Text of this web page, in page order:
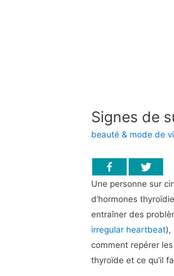
Signes de
beauté & mode de
Une personne sur
d’hormones
entraîner des
irregular heartbeat),
comment repérer
thyroïde et ce qu’il